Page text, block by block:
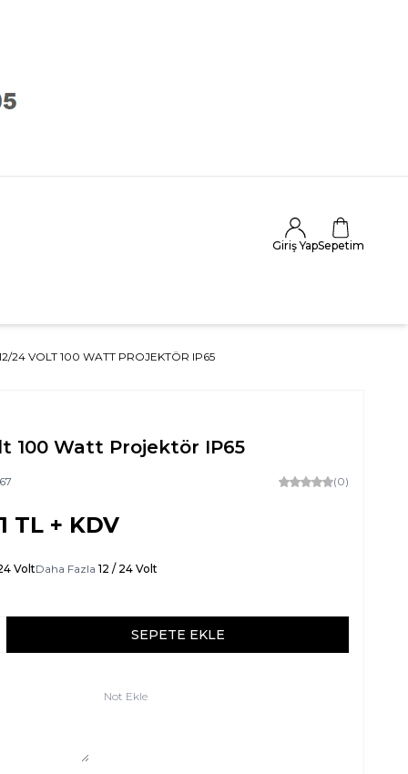
Giriş YapSepetim
24 VOLT 100 WATT PROJEKTÖR IP65
100 Watt Projektör IP65
(0)
TL + KDV
VoltDaha Fazla 12 / 24 Volt
SEPETE EKLE
Not Ekle